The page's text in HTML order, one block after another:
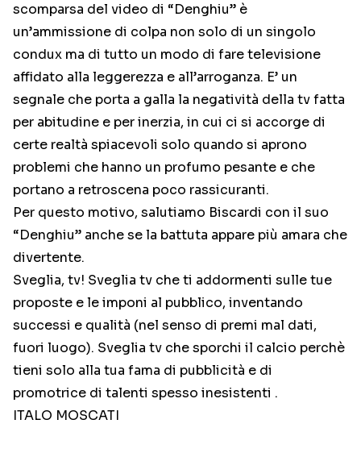
scomparsa del video di “Denghiu” è
un’ammissione di colpa non solo di un singolo
condux ma di tutto un modo di fare televisione
affidato alla leggerezza e all’arroganza. E’ un
segnale che porta a galla la negatività della tv fatta
per abitudine e per inerzia, in cui ci si accorge di
certe realtà spiacevoli solo quando si aprono
problemi che hanno un profumo pesante e che
portano a retroscena poco rassicuranti.
Per questo motivo, salutiamo Biscardi con il suo
“Denghiu” anche se la battuta appare più amara che
divertente.
Sveglia, tv! Sveglia tv che ti addormenti sulle tue
proposte e le imponi al pubblico, inventando
successi e qualità (nel senso di premi mal dati,
fuori luogo). Sveglia tv che sporchi il calcio perchè
tieni solo alla tua fama di pubblicità e di
promotrice di talenti spesso inesistenti .
ITALO MOSCATI